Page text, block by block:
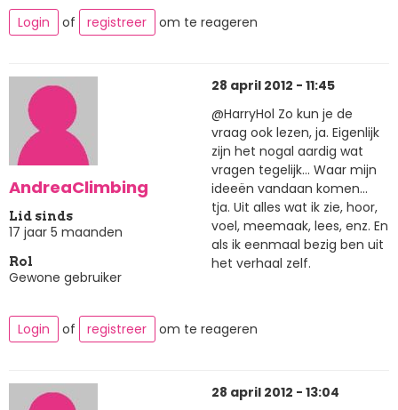
Login
of registreer om te reageren
AndreaClimbing
Lid sinds
17 jaar 5 maanden
Rol
Gewone gebruiker
28 april 2012 - 11:45
@HarryHol Zo kun je de
vraag ook lezen, ja. Eigenlijk
zijn het nogal aardig wat
vragen tegelijk... Waar mijn
ideeën vandaan komen...
tja. Uit alles wat ik zie, hoor,
voel, meemaak, lees, enz. En
als ik eenmaal bezig ben uit
het verhaal zelf.
Login of registreer om te reageren
28 april 2012 - 13:04